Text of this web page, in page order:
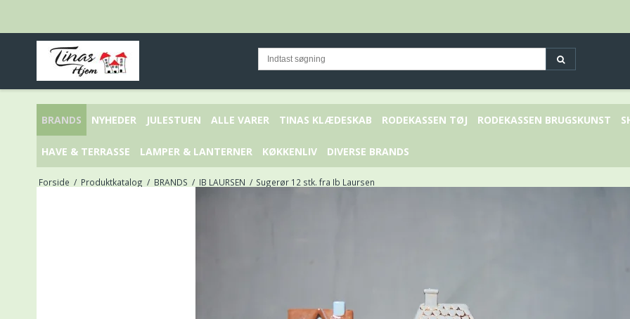
BRANDS NYHEDER JULESTUEN ALLE VARER TINAS KLÆDESKAB RODEKASSEN TØJ RODEKASSEN BRUGSKUNST
HAVE & TERRASSE LAMPER & LANTERNER KØKKENLIV DIVERSE BRANDS
Forside / Produktkatalog / BRANDS / IB LAURSEN / Sugerør 12 stk. fra Ib Laursen